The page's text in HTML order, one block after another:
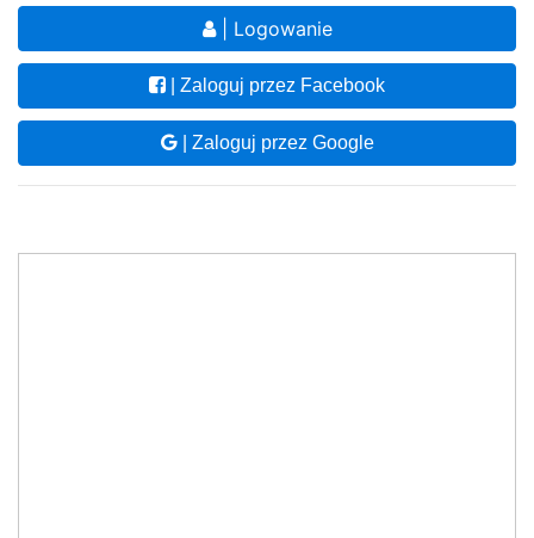
| Logowanie
| Zaloguj przez Facebook
| Zaloguj przez Google